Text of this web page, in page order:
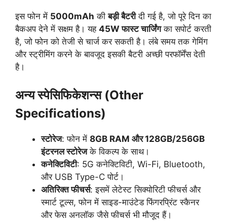
इस फोन में 5000mAh कीबड़ी बैटरीदी गई है, जो पूरे दिन का
बैकअप देने में सक्षम है। यह 45W फास्ट चार्जिंगका सपोर्ट करती
है, जो फोन को तेजी से चार्ज कर सकती है। लंबे समय तक गेमिंग
और स्ट्रीमिंग करने के बावजूद इसकी बैटरी अच्छी परफॉर्मेंस देती
है।
अन्य स्पेसिफिकेशन्स (Other
Specifications)
स्टोरेज: फोन में 8GB RAM और 128GB/256GB
इंटरनल स्टोरेजके विकल्प के साथ।
कनेक्टिविटी: 5G कनेक्टिविटी, Wi-Fi, Bluetooth,
और USB Type-C पोर्ट।
अतिरिक्त फीचर्स: इसमें लेटेस्ट सिक्योरिटी फीचर्स और
स्मार्ट टूल्स, फोन में साइड-माउंटेड फिंगरप्रिंट स्कैनर
और फेस अनलॉक जैसे फीचर्स भी मौजूद हैं।